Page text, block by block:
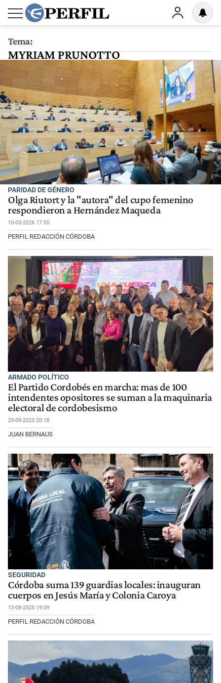
Tema:
MYRIAM PRUNOTTO
PARIDAD DE GÉNERO
Olga Riutort y la "autora" del cupo femenino
respondieron a Hernández Maqueda
10-03-2026 17:55
PERFIL REDACCIÓN CÓRDOBA
ARMADO POLÍTICO
El Partido Cordobés en marcha: mas de 100
intendentes opositores se suman a la maquinaria
electoral de cordobesismo
25-08-2025 20:18
JUAN BERNAUS
SEGURIDAD
Córdoba suma 139 guardias locales: inauguran
cuerpos en Jesús María y Colonia Caroya
13-08-2025 19:09
PERFIL REDACCIÓN CÓRDOBA